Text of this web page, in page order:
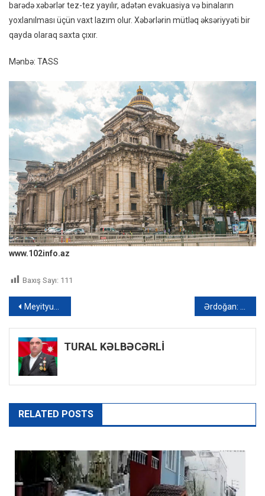
barədə xəbərlər tez-tez yayılır, adətən evakuasiya və binaların
yoxlanılması üçün vaxt lazım olur. Xəbərlərin mütləq əksəriyyəti bir
qayda olaraq saxta çıxır.
Mənbə: TASS
www.102info.az
Baxış Sayı: 111
Yazı
naviqasiyası
Meyityuyan: “Heç biri yuxuma da girməyib” – VİDEO
TURAL KƏLBƏCƏRLİ
RELATED POSTS